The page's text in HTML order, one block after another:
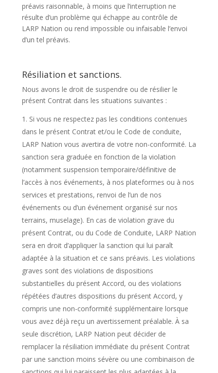
préavis raisonnable, à moins que l’interruption ne
résulte d’un problème qui échappe au contrôle de
LARP Nation ou rend impossible ou infaisable l’envoi
d’un tel préavis.
Résiliation et sanctions.
Nous avons le droit de suspendre ou de résilier le
présent Contrat dans les situations suivantes :
Si vous ne respectez pas les conditions contenues
dans le présent Contrat et/ou le Code de conduite,
LARP Nation vous avertira de votre non-conformité. La
sanction sera graduée en fonction de la violation
(notamment suspension temporaire/définitive de
l’accès à nos événements, à nos plateformes ou à nos
services et prestations, renvoi de l’un de nos
événements ou d’un événement organisé sur nos
terrains, muselage). En cas de violation grave du
présent Contrat, ou du Code de Conduite, LARP Nation
sera en droit d’appliquer la sanction qui lui paraît
adaptée à la situation et ce sans préavis. Les violations
graves sont des violations de dispositions
substantielles du présent Accord, ou des violations
répétées d’autres dispositions du présent Accord, y
compris une non-conformité supplémentaire lorsque
vous avez déjà reçu un avertissement préalable. À sa
seule discrétion, LARP Nation peut décider de
remplacer la résiliation immédiate du présent Contrat
par une sanction moins sévère ou une combinaison de